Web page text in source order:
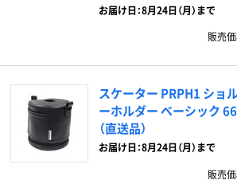
お届け日：8月24日（月）まで
販売
スケーター PRPH1 ショ
ーホルダー ベーシック
（直送品）
お届け日：8月24日（月）まで
販売